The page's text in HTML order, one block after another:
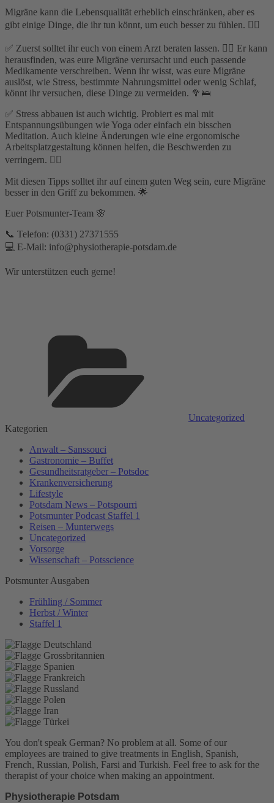
Migräne kann die Lebensqualität erheblich einschränken, aber es
gibt einige Dinge, die ihr tun könnt, um euch besser zu fühlen. 💆‍♀️
✅ Zuerst solltet ihr euch von einem Arzt beraten lassen. 👩‍⚕️ Er kann
herausfinden, was eure Migräne verursacht und euch passende
Medikamente verschreiben. Wenn ihr wisst, was eure Migräne
auslöst, wie Stress, bestimmte Nahrungsmittel oder wenig Schlaf,
könnt ihr versuchen, diese Dinge zu vermeiden. 🥦🛌
✅ Stress abbauen ist auch wichtig. Probiert es mal mit
Entspannungsübungen wie Yoga oder einfach ein bisschen
Meditation. Auch kleine Änderungen wie eine ergonomische
Arbeitsplatzgestaltung können helfen, die Beschwerden zu
verringern. 🧘‍♂️
Mit diesen Tipps solltet ihr auf einem guten Weg sein, eure Migräne
besser in den Griff zu bekommen. 🌟
Euer Potsmunter-Team 🌸
📞 Telefon: (0331) 27371555⁣
💻 E-Mail: info@physiotherapie-potsdam.de
Wir unterstützen euch gerne!
Uncategorized
Kategorien
Anwalt – Sanssouci
Gastronomie – Buffet
Gesundheitsratgeber – Potsdoc
Krankenversicherung
Lifestyle
Potsdam News – Potspourri
Potsmunter Podcast Staffel 1
Reisen – Munterwegs
Uncategorized
Vorsorge
Wissenschaft – Potsscience
Potsmunter Ausgaben
Frühling / Sommer
Herbst / Winter
Staffel 1
You don't speak German? No problem at all. Some of our
employees are trained to give treatments in English, Spanish,
French, Russian, Polish, Farsi and Turkish. Feel free to ask for the
therapist of your choice when making an appointment.
Physiotherapie Potsdam